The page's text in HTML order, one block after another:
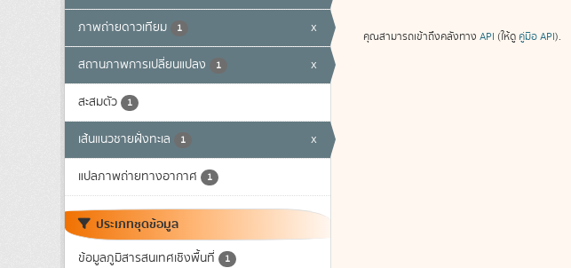
ภาพถ่ายดาวเทียม 1 x
สถานภาพการเปลี่ยนแปลง 1 x
สะสมตัว 1
เส้นแนวชายฝั่งทะเล 1 x
แปลภาพถ่ายทางอากาศ 1
ประเภทชุดข้อมูล
ข้อมูลภูมิสารสนเทศเชิงพื้นที่ 1
คุณสามารถเข้าถึงคลังทาง API (ให้ดู คู่มือ API).